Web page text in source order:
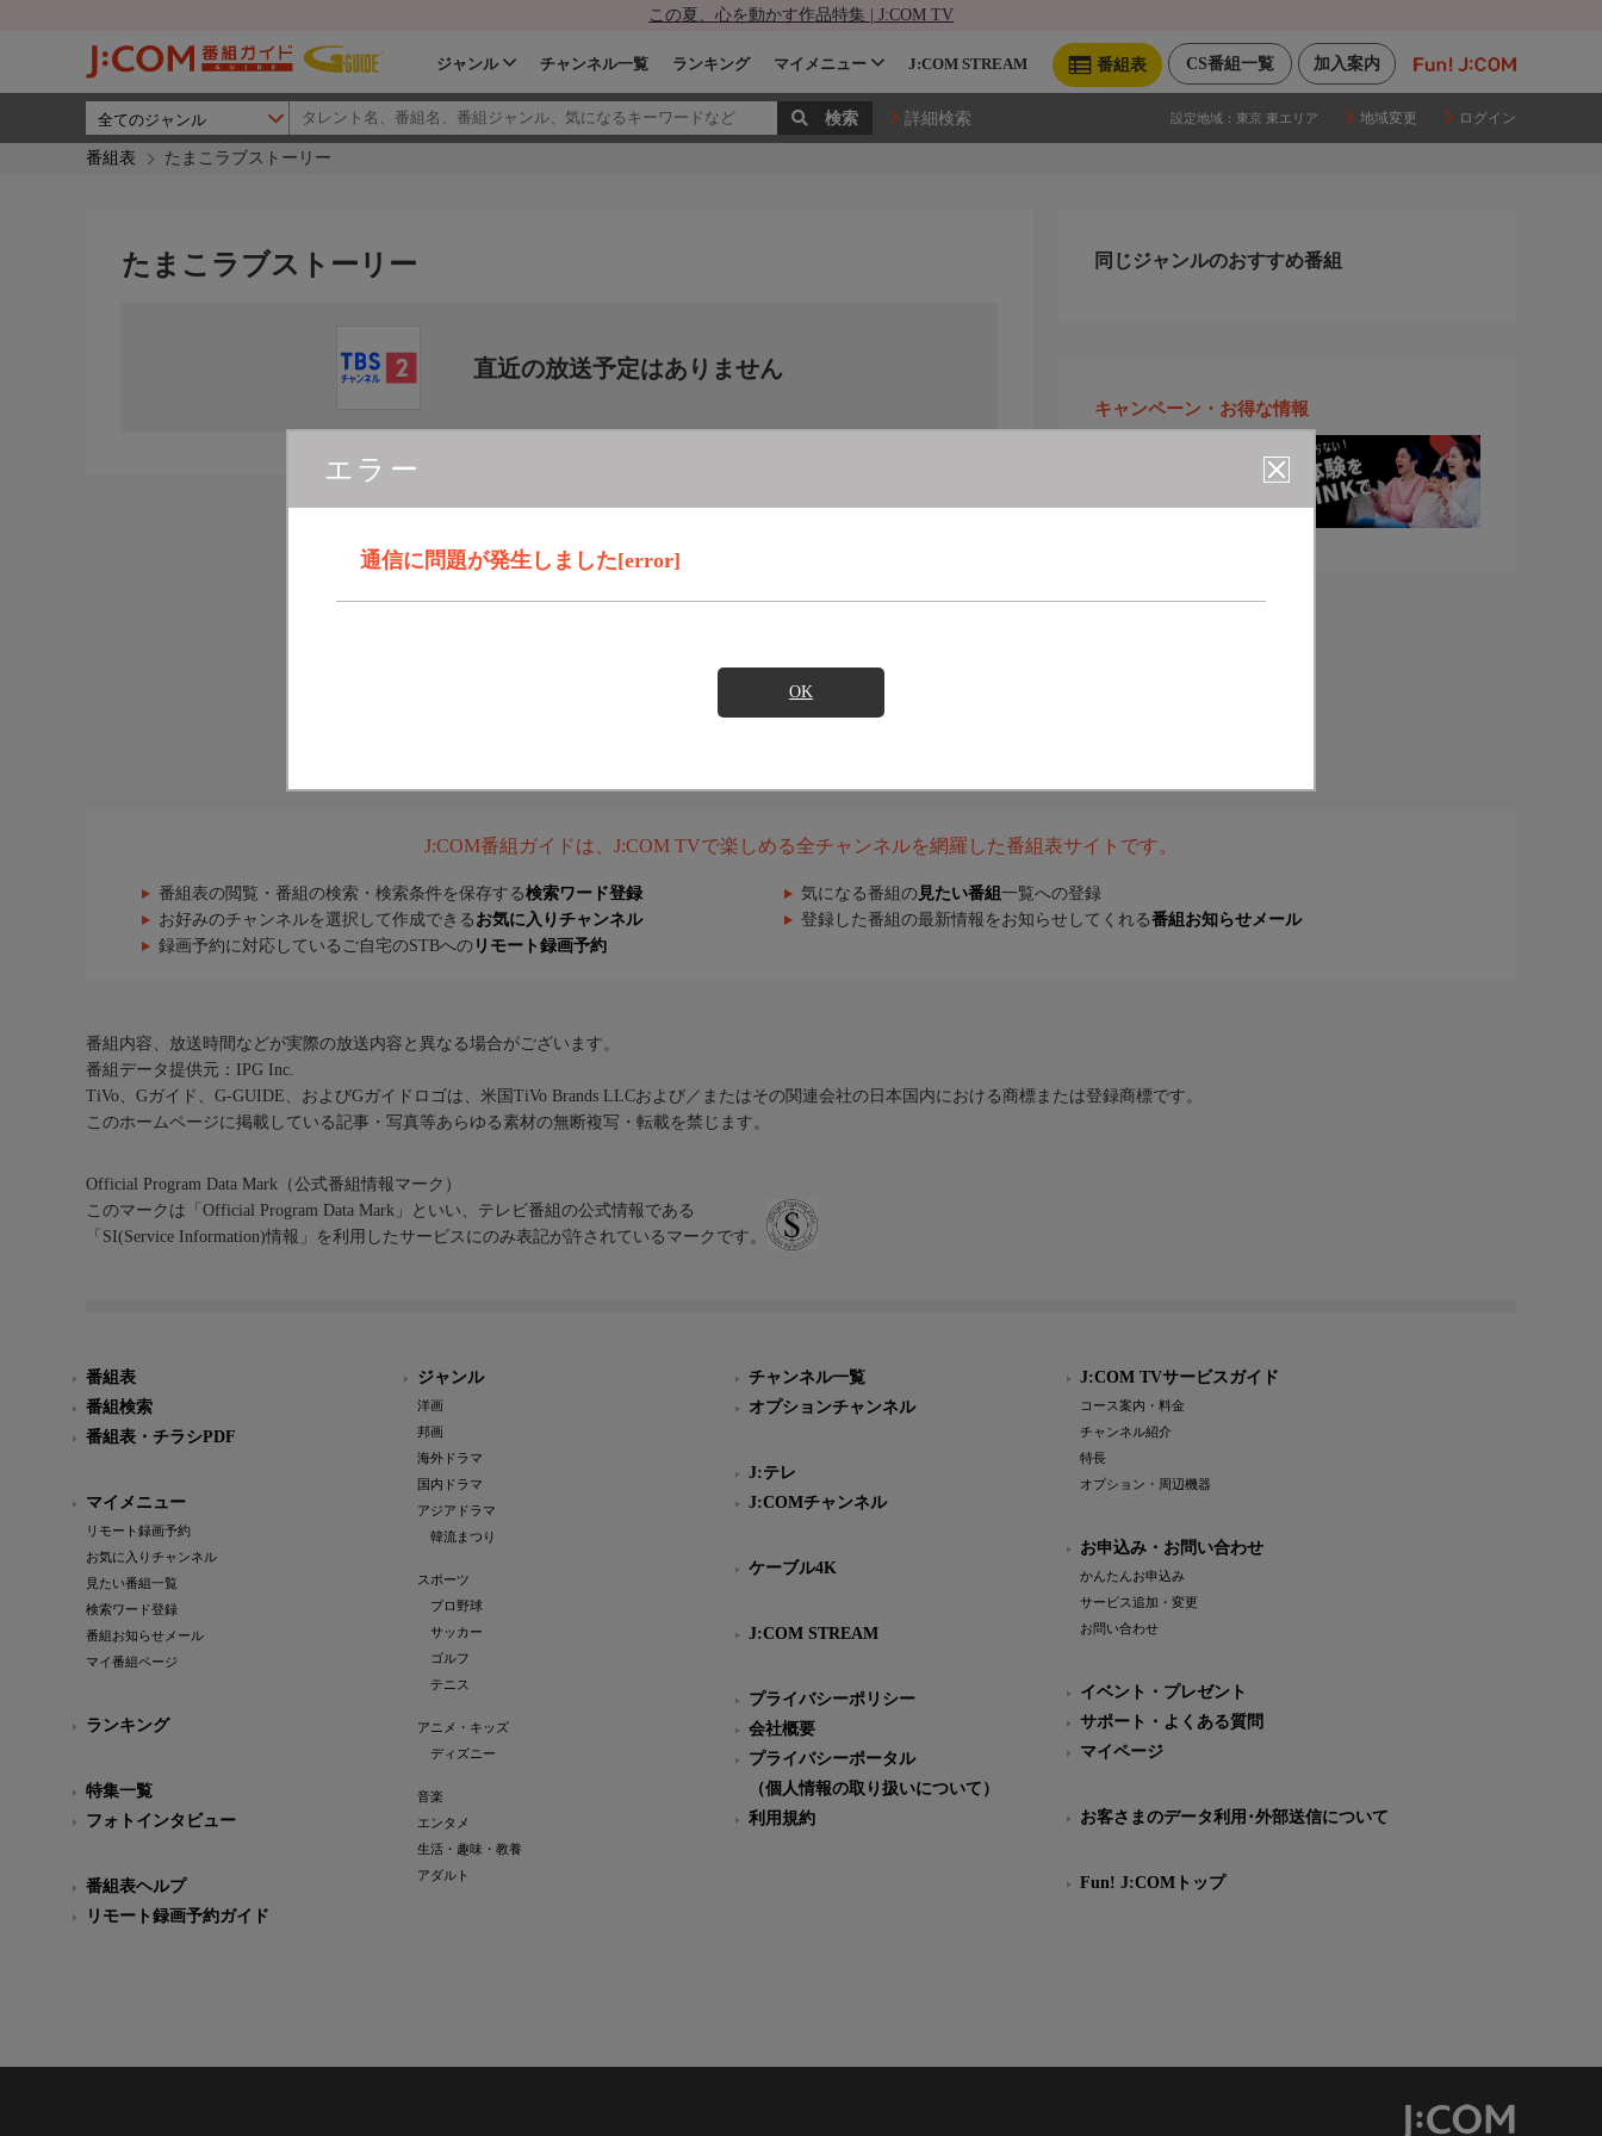
この夏、心を動かす作品特集 | J:COM TV
加入案内
CS番組一覧
番組表
ジャンル チャンネル一覧 ランキング マイメニュー J:COM STREAM
詳細検索 設定地域： 東京 東エリア 地域変更 ログイン
番組表 たまこラブストーリー
エラー
通信に問題が発生しました[error]
OK
たまこラブストーリー
直近の放送予定はありません
同じジャンルのおすすめ番組
キャンペーン・お得な情報
J:COM番組ガイドは、J:COM TVで楽しめる全チャンネルを網羅した番組表サイトです。
番組表の閲覧・番組の検索・検索条件を保存する検索ワード登録 気になる番組の 見たい番組 一覧への登録
お好みのチャンネルを選択して作成できる お気に入りチャンネル 登録した番組の最新情報をお知らせしてくれる番組お知らせメール
録画予約に対応しているご自宅のSTBへの リモート録画予約
番組内容、放送時間などが実際の放送内容と異なる場合がございます。
番組データ提供元：IPG Inc.
TiVo、Gガイド、G-GUIDE、およびGガイドロゴは、米国TiVo Brands LLCおよび／またはその関連会社の日本国内における商標または登録商標です。
このホームページに掲載している記事・写真等あらゆる素材の無断複写・転載を禁じます。
Official Program Data Mark（公式番組情報マーク）
このマークは「Official Program Data Mark」といい、テレビ番組の公式情報である
「SI(Service Information)情報」を利用したサービスにのみ表記が許されているマークです。
番組表
番組検索
番組表・チラシPDF
マイメニュー
リモート録画予約
お気に入りチャンネル
見たい番組一覧
検索ワード登録
番組お知らせメール
マイ番組ページ
ランキング
特集一覧
フォトインタビュー
番組表ヘルプ
リモート録画予約ガイド
ジャンル
洋画
邦画
海外ドラマ
国内ドラマ
アジアドラマ
韓流まつり
スポーツ
プロ野球
サッカー
ゴルフ
テニス
アニメ・キッズ
ディズニー
音楽
エンタメ
生活・趣味・教養
アダルト
チャンネル一覧
オプションチャンネル
J:テレ
J:COMチャンネル
ケーブル4K
J:COM STREAM
プライバシーポリシー
会社概要
プライバシーポータル
（個人情報の取り扱いについて）
利用規約
J:COM TVサービスガイド
コース案内・料金
チャンネル紹介
特長
オプション・周辺機器
お申込み・お問い合わせ
かんたんお申込み
サービス追加・変更
お問い合わせ
イベント・プレゼント
サポート・よくある質問
マイページ
お客さまのデータ利用･外部送信について
Fun! J:COMトップ